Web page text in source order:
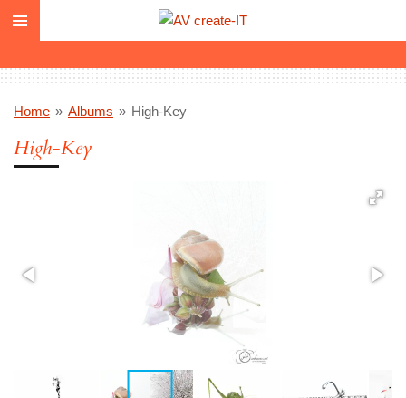
Ga
direct
naar
de
hoofdinhoud
Home » Albums » High-Key
High-Key